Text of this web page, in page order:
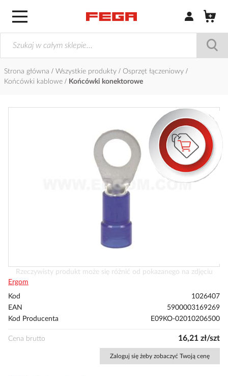
Zaloguj się /
Strona główna Wszystkie produkty
Osprzęt łączeniowy
Końcówki kablowe
Końcówki konektorowe
Przejdź
na
początek
Rzeczywisty produkt może się różnić od pokazanego na zdjęciu
Ergom
Kod
1026407
EAN
5900003169269
Kod Producenta
E09KO-02010206500
Cena brutto 16,21 zł/szt
Zaloguj się żeby zobaczyć Twoją cenę